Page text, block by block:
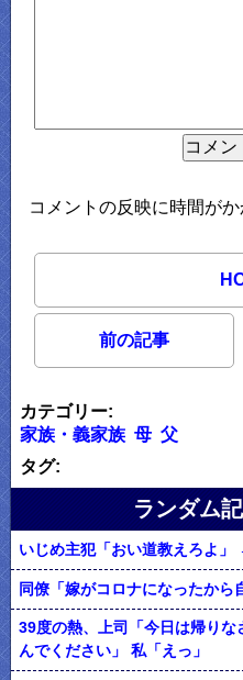
コメントの反映に時間がか
前の記事
カテゴリー:
家族・義家族 母 父
タグ:
ランダム
いじめ主犯「おい道教えろよ
同僚「嫁がコロナになったか
39度の熱、上司「今日は帰り
んでください」 私「えっ」